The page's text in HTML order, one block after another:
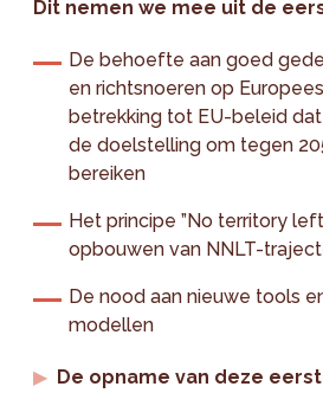
Dit nemen we mee uit de
De behoefte aan goed
en richtsnoeren op
betrekking tot EU-beleid
de doelstelling om tegen
bereiken
Het principe ”No territory
opbouwen van NNLT-
De nood aan nieuwe tools
modellen
De opname van deze